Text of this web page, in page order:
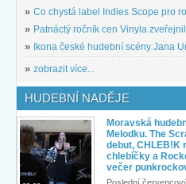
» Co chystá label Indies Scope pro
» Patnáctý ročník cen Vinyla
» Ikona české hudební scény Jana
» zobrazit více...
HUDEBNÍ NADĚJE
Moravská
Melodku. The
debut, CHLEB!K
chlebíčky a
večer